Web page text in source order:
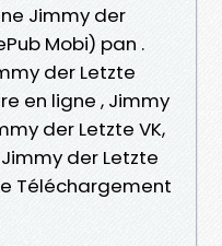
Jimmy der
Mobi) pan .
der Letzte
en ligne , Jimmy
der Letzte VK,
der Letzte
Téléchargement